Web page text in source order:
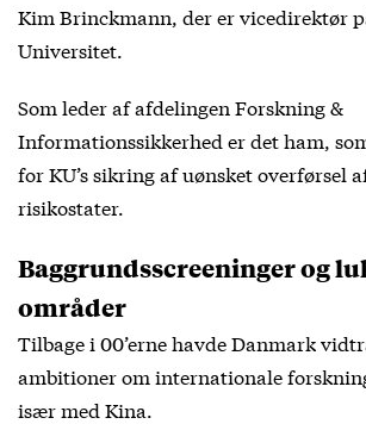
Kim Brinckmann, der er vicedirektør
Universitet.
Som leder af afdelingen Forskning &
Informationssikkerhed er det ham,
for KU’s sikring af uønsket overførsel
risikostater.
Baggrundsscreeninger og
områder
Tilbage i 00’erne havde Danmark
ambitioner om internationale
især med Kina.